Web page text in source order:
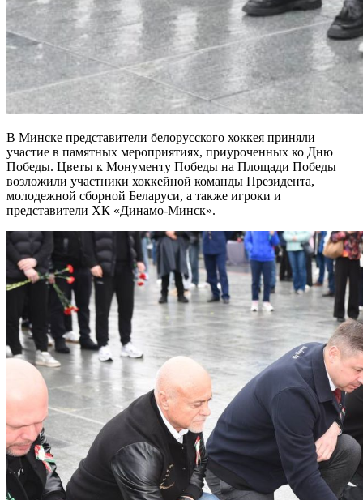
В Минске представители белорусского хоккея приняли
участие в памятных мероприятиях, приуроченных ко Дню
Победы. Цветы к Монументу Победы на Площади Победы
возложили участники хоккейной команды Президента,
молодежной сборной Беларуси, а также игроки и
представители ХК «Динамо‑Минск».